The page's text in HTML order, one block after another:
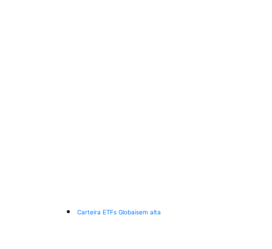
Carteira ETFs Globaisem alta